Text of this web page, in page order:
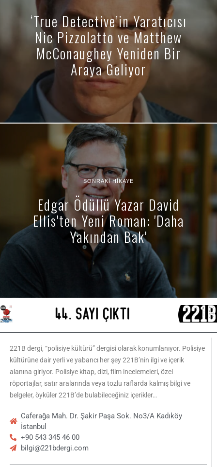
‘True Detective’in Yaratıcısı
Nic Pizzolatto ve Matthew
McConaughey Yeniden Bir
Araya Geliyor
SONRAKI HIKAYE
Edgar Ödüllü Yazar David
Ellis'ten Yeni Roman: 'Daha
Yakından Bak'
221B dergi, “polisiye kültürü” dergisi olarak konumlanıyor. Polisiye
kültürüne dair yerli ve yabancı her şey 221B’nin ilgi ve içerik
alanına giriyor. Polisiye kitap, dizi, film incelemeleri, özel
röportajlar, satır aralarında veya tozlu raflarda kalmış bilgi ve
belgeler, öyküler 221B’de bulabileceğiniz içerikler…
Caferağa Mah. Dr. Şakir Paşa Sok. No3/A Kadıköy
İstanbul
+90 543 345 46 00
bilgi@221bdergi.com